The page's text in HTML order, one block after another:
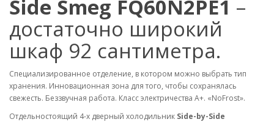
Side Smeg FQ60N2PE1 –
достаточно широкий
шкаф 92 сантиметра.
Специализированное отделение, в котором можно выбрать тип
хранения. Инновационная зона для того, чтобы сохранялась
свежесть. Беззвучная работа. Класс электричества А+. «NoFrost».
Отдельностоящий 4-х дверный холодильник Side-by-Side